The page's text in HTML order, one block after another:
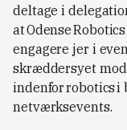
deltage i
at Odense
engagere jer i
skræddersyet
indenfor robotics i
netværksevents.